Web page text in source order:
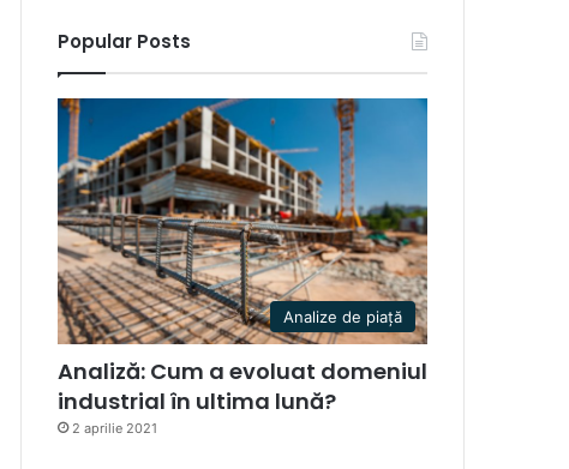
Popular Posts
Analize de piață
Analiză: Cum a evoluat domeniul
industrial în ultima lună?
2 aprilie 2021